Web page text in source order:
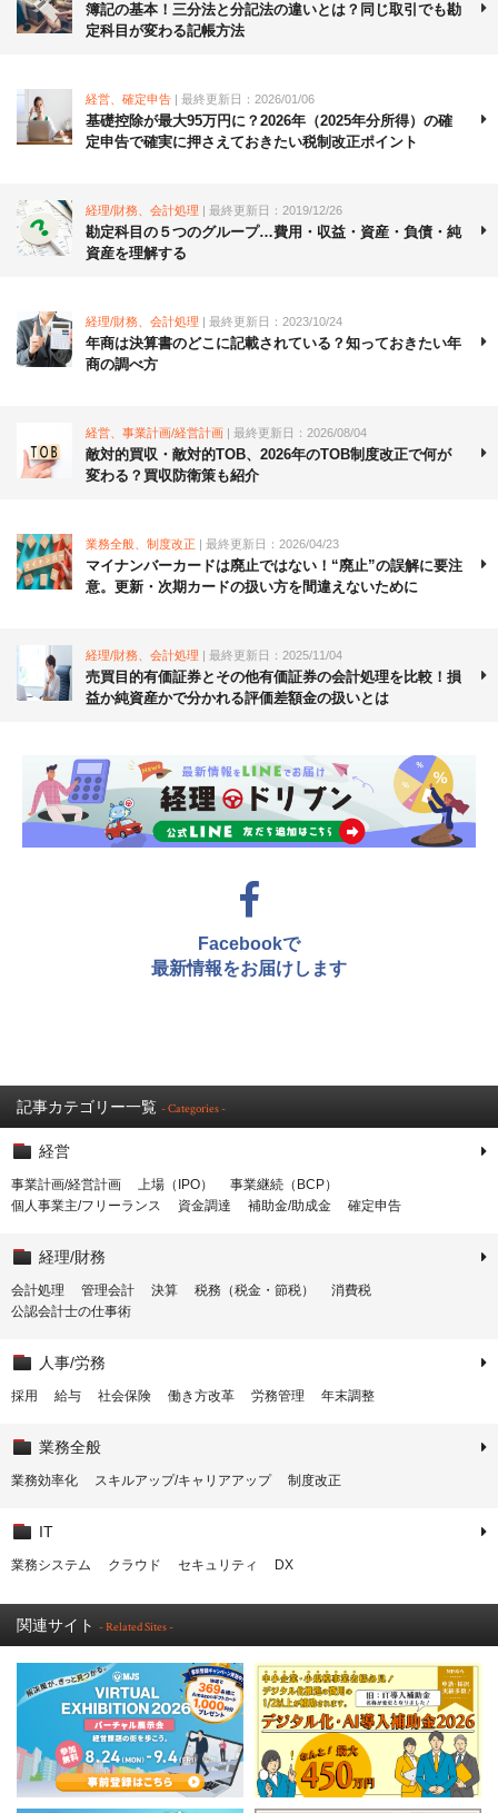
簿記の基本！三分法と分記法の違いとは？同じ取引でも勘
定科目が変わる記帳方法
経営、確定申告 | 最終更新日：2026/01/06
基礎控除が最大95万円に？2026年（2025年分所得）の確
定申告で確実に押さえておきたい税制改正ポイント
経理/財務、会計処理 | 最終更新日：2019/12/26
勘定科目の５つのグループ…費用・収益・資産・負債・純
資産を理解する
経理/財務、会計処理 | 最終更新日：2023/10/24
年商は決算書のどこに記載されている？知っておきたい年
商の調べ方
経営、事業計画/経営計画 | 最終更新日：2026/08/04
敵対的買収・敵対的TOB、2026年のTOB制度改正で何が
変わる？買収防衛策も紹介
業務全般、制度改正 | 最終更新日：2026/04/23
マイナンバーカードは廃止ではない！“廃止”の誤解に要注
意。更新・次期カードの扱い方を間違えないために
経理/財務、会計処理 | 最終更新日：2025/11/04
売買目的有価証券とその他有価証券の会計処理を比較！損
益か純資産かで分かれる評価差額金の扱いとは
Facebookで
最新情報をお届けします
記事カテゴリー一覧 - Categories -
経営
事業計画/経営計画 上場（IPO）
事業継続（BCP）
個人事業主/フリーランス
資金調達 補助金/助成金 確定申告
経理/財務
会計処理 管理会計 決算 税務（税金・節税）
消費税
公認会計士の仕事術
人事/労務
採用 給与 社会保険 働き方改革 労務管理 年末調整
業務全般
業務効率化 スキルアップ/キャリアアップ 制度改正
IT
業務システム クラウド セキュリティ DX
関連サイト - Related Sites -